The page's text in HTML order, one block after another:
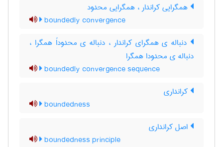
همگرایی کراندار ، همگرایی محدود
boundedly convergence
دنباله ی همگرای کراندار ، دنباله ی محدوداً همگرا ،
دنباله ی محدودا همگرا
boundedly convergence sequence
کرانداری
boundedness
اصل کرانداری
boundedness principle